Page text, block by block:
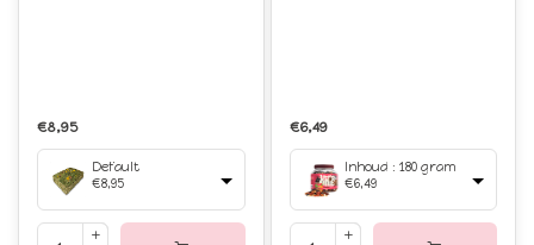
€8,95
Default
€8,95
€6,49
Inhoud : 180 gram
€6,49